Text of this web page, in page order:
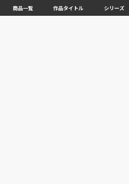
商品一覧 作品タイトル シリーズ